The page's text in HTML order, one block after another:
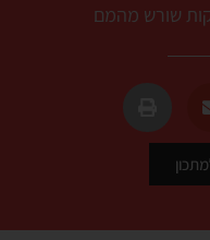
שורש מהמם